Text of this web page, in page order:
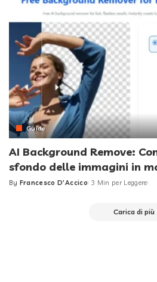
Guide
AI Background Remove:
sfondo delle immagini in
Posted
By Francesco D'Accico 3 Min per Leggere
Carica di più